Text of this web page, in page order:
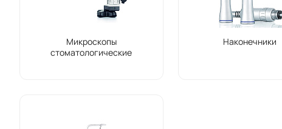
Микроскопы
стоматологические
Наконечники